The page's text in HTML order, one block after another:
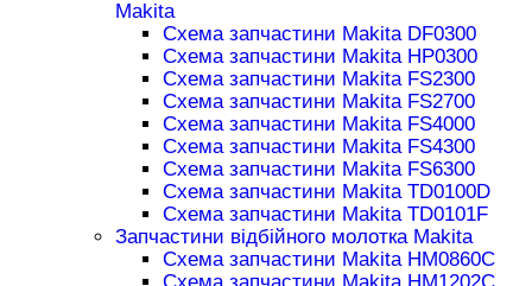
Makita
Схема запчастини Makita DF0300
Схема запчастини Makita HP0300
Схема запчастини Makita FS2300
Схема запчастини Makita FS2700
Схема запчастини Makita FS4000
Схема запчастини Makita FS4300
Схема запчастини Makita FS6300
Схема запчастини Makita TD0100D
Схема запчастини Makita TD0101F
Запчастини відбійного молотка Makita
Схема запчастини Makita HM0860C